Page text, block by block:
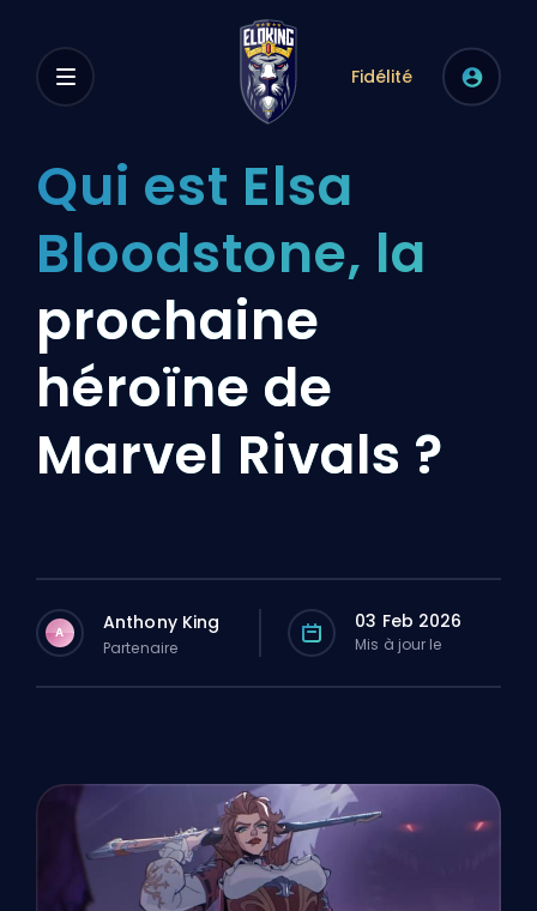
Fidélité
Qui est Elsa
Bloodstone, la
prochaine
héroïne de
Marvel Rivals ?
A Anthony King
Partenaire
03 Feb 2026
Mis à jour le